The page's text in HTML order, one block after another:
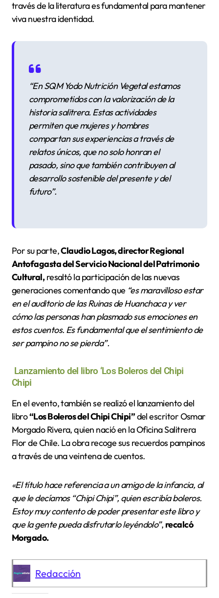
través de la literatura es fundamental para mantener
viva nuestra identidad.
“En SQM Yodo Nutrición Vegetal estamos
comprometidos con la valorización de la
historia salitrera. Estas actividades
permiten que mujeres y hombres
compartan sus experiencias a través de
relatos únicos, que no solo honran el
pasado, sino que también contribuyen al
desarrollo sostenible del presente y del
futuro”.
Por su parte,Claudio Lagos, director Regional
Antofagasta del Servicio Nacional del Patrimonio
Cultural,resaltó la participación de las nuevas
generaciones comentando que “es maravilloso estar
en el auditorio de las Ruinas de Huanchaca y ver
cómo las personas han plasmado sus emociones en
estos cuentos. Es fundamental que el sentimiento de
ser pampino no se pierda”.
Lanzamiento del libro ‘Los Boleros del Chipi
Chipi
En el evento, también se realizó el lanzamiento del
libro“Los Boleros del Chipi Chipi”del escritor Osmar
Morgado Rivera, quien nació en la Oficina Salitrera
Flor de Chile. La obra recoge sus recuerdos pampinos
a través de una veintena de cuentos.
«El título hace referencia a un amigo de la infancia, al
que le decíamos “Chipi Chipi”, quien escribía boleros.
Estoy muy contento de poder presentar este libro y
que la gente pueda disfrutarlo leyéndolo”, recalcó
Morgado.
Redacción